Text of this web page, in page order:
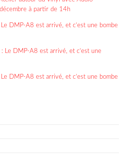
décembre à partir de 14h
Le DMP-A8 est arrivé, et c’est une bombe
: Le DMP-A8 est arrivé, et c’est une
Le DMP-A8 est arrivé, et c’est une bombe